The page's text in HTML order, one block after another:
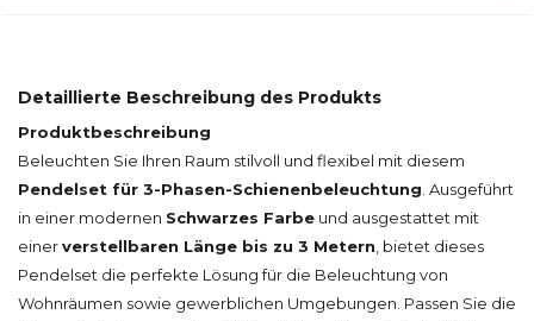
Detaillierte Beschreibung des Produkts
Produktbeschreibung
Beleuchten Sie Ihren Raum stilvoll und flexibel mit diesem
Pendelset für 3-Phasen-Schienenbeleuchtung . Ausgeführt
in einer modernen Schwarzes Farbe und ausgestattet mit
einerverstellbaren Länge bis zu 3 Metern , bietet dieses
Pendelset die perfekte Lösung für die Beleuchtung von
Wohnräumen sowie gewerblichen Umgebungen. Passen Sie die